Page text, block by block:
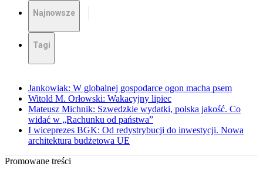
Najnowsze
Tagi
Jankowiak: W globalnej gospodarce ogon macha psem
Witold M. Orłowski: Wakacyjny lipiec
Mateusz Michnik: Szwedzkie wydatki, polska jakość. Co
widać w „Rachunku od państwa”
I wiceprezes BGK: Od redystrybucji do inwestycji. Nowa
architektura budżetowa UE
Promowane treści